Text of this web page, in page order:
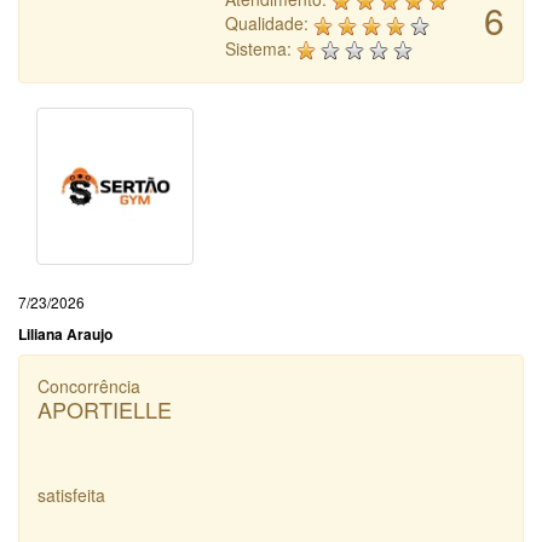
6
Qualidade:
Sistema:
7/23/2026
Liliana Araujo
Concorrência
APORTIELLE
satisfeita